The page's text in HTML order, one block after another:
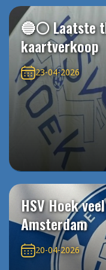
🔵⚪️ Laatste
kaartverkoop
23-04-2026
HSV Hoek
Amsterdam
20-04-2026